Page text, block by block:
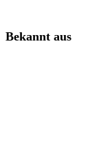
Bekannt aus